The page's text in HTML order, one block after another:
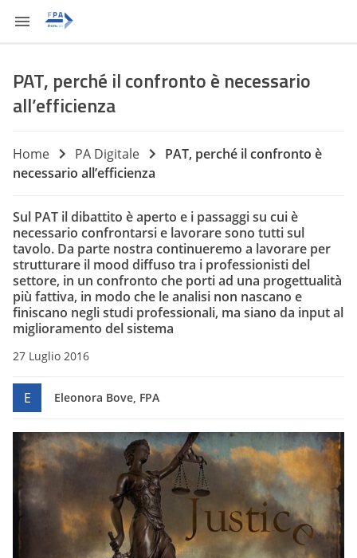
PAT, perché il confronto è necessario
all’efficienza
Home PA Digitale
PAT, perché il confronto è
necessario all’efficienza
Sul PAT il dibattito è aperto e i passaggi su cui è
necessario confrontarsi e lavorare sono tutti sul
tavolo. Da parte nostra continueremo a lavorare per
strutturare il mood diffuso tra i professionisti del
settore, in un confronto che porti ad una progettualità
più fattiva, in modo che le analisi non nascano e
finiscano negli studi professionali, ma siano da input al
miglioramento del sistema
27 Luglio 2016
E Eleonora Bove, FPA